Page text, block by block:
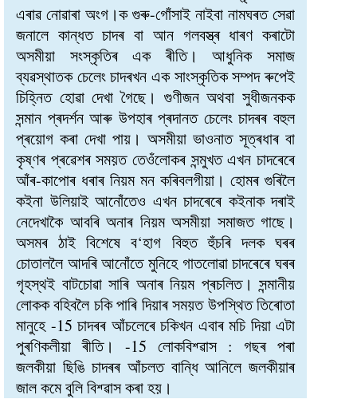
এৰাৱ নোৱাৰা অংগ।ক গুৰু-গোঁসাই নাইবা নামঘৰত সেৱা
জনালে কান্ধত চাদৰ বা আন গলবস্ত্ৰ ধাৰণ কৰাটো
অসমীয়া সংস্কৃতিৰ এক ৰীতি। আধুনিক সমাজ
ব্যৱস্থাতক চেলেং চাদৰখন এক সাংস্কৃতিক সম্পদ ৰুপেই
চিহ্নিত হোৱা দেখা গৈছে। গুণীজন অথবা সুধীজনকক
সন্মান প্ৰদৰ্শন আৰু উপহাৰ প্ৰদানত চেলেং চাদৰৰ বহুল
প্ৰয়োগ কৰা দেখা পায়। অসমীয়া ভাওনাত সূত্ৰধাৰ বা
কৃষ্ণৰ প্ৰৱেশৰ সময়ত তেওঁলোকৰ সন্মুখত এখন চাদৰেৰে
আঁৰ-কাপোৰ ধৰাৰ নিয়ম মন কৰিবলগীয়া। হোমৰ গুৰিলৈ
কইনা উলিয়াই আনোঁতেও এখন চাদৰেৰে কইনাক দৰাই
নেদেখাকৈ আবৰি অনাৰ নিয়ম অসমীয়া সমাজত গাছে।
অসমৰ ঠাই বিশেষে ব‘হাগ বিহুত হুঁচৰি দলক ঘৰৰ
চোতাললৈ আদৰি আনোঁতে মুনিহে গাতলোৱা চাদৰেৰে ঘৰৰ
গৃহস্থই বাটচোৱা সাৰি অনাৰ নিয়ম প্ৰচলিত। সন্মানীয়
লোকক বহিবলৈ চকি পাৰি দিয়াৰ সময়ত উপস্থিত তিৰোতা
মানুহে -15 চাদৰৰ আঁচলেৰে চকিখন এবাৰ মচি দিয়া এটা
পুৰণিকলীয়া ৰীতি। -15 লোকবিশ্ৱাস : গছৰ পৰা
জলকীয়া ছিঙি চাদৰৰ আঁচলত বান্ধি আনিলে জলকীয়াৰ
জাল কমে বুলি বিশ্ৱাস কৰা হয়।